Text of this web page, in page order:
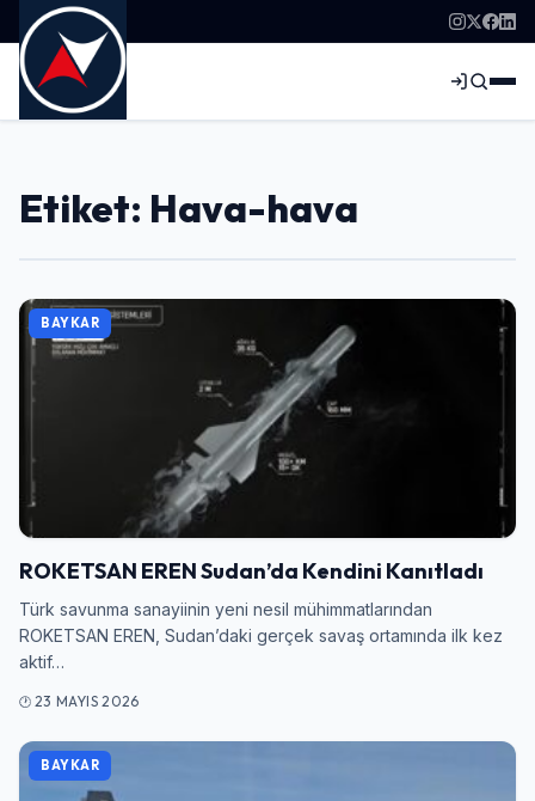
Etiket: Hava-hava
BAYKAR
ROKETSAN EREN Sudan’da Kendini Kanıtladı
Türk savunma sanayiinin yeni nesil mühimmatlarından
ROKETSAN EREN, Sudan’daki gerçek savaş ortamında ilk kez
aktif…
23 MAYIS 2026
BAYKAR